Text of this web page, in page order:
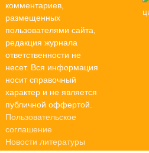
комментариев,
размещенных
пользователями сайта,
редакция журнала
ответственности не
несет. Вся информация
носит справочный
характер и не является
публичной оффертой.
Пользовательское
соглашение
Новости литературы